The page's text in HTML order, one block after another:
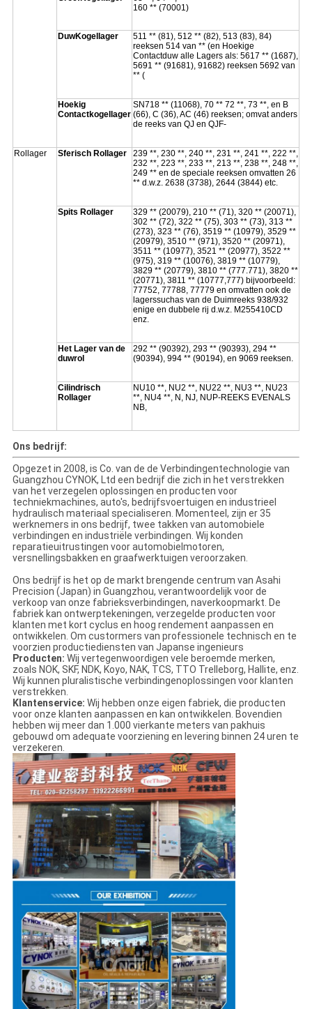
160 ** (70001)
DuwKogellager
511 ** (81), 512 ** (82), 513 (83), 84)
reeksen 514 van ** (en Hoekige
Contactduw alle Lagers als: 5617 ** (1687),
5691 ** (91681), 91682) reeksen 5692 van
** (
Hoekig
Contactkogellager
SN718 ** (11068), 70 ** 72 **, 73 **, en B
(66), C (36), AC (46) reeksen; omvat anders
de reeks van QJ en QJF-
Rollager Sferisch Rollager
239 **, 230 **, 240 **, 231 **, 241 **, 222 **,
232 **, 223 **, 233 **, 213 **, 238 **, 248 **,
249 ** en de speciale reeksen omvatten 26
** d.w.z. 2638 (3738), 2644 (3844) etc.
Spits Rollager
329 ** (20079), 210 ** (71), 320 ** (20071),
302 ** (72), 322 ** (75), 303 ** (73), 313 **
(273), 323 ** (76), 3519 ** (10979), 3529 **
(20979), 3510 ** (971), 3520 ** (20971),
3511 ** (10977), 3521 ** (20977), 3522 **
(975), 319 ** (10076), 3819 ** (10779),
3829 ** (20779), 3810 ** (777.771), 3820 **
(20771), 3811 ** (10777,777) bijvoorbeeld:
77752, 77788, 77779 en omvatten ook de
lagerssuchas van de Duimreeks 938/932
enige en dubbele rij d.w.z. M255410CD
enz.
Het Lager van de
duwrol
292 ** (90392), 293 ** (90393), 294 **
(90394), 994 ** (90194), en 9069 reeksen.
Cilindrisch
Rollager
NU10 **, NU2 **, NU22 **, NU3 **, NU23
**, NU4 **, N, NJ, NUP-REEKS EVENALS
NB,
Ons bedrijf:
Opgezet in 2008, is Co. van de de Verbindingentechnologie van
Guangzhou CYNOK, Ltd een bedrijf die zich in het verstrekken
van het verzegelen oplossingen en producten voor
techniekmachines, auto's, bedrijfsvoertuigen en industrieel
hydraulisch materiaal specialiseren. Momenteel, zijn er 35
werknemers in ons bedrijf, twee takken van automobiele
verbindingen en industriële verbindingen. Wij konden
reparatieuitrustingen voor automobielmotoren,
versnellingsbakken en graafwerktuigen veroorzaken.
Ons bedrijf is het op de markt brengende centrum van Asahi
Precision (Japan) in Guangzhou, verantwoordelijk voor de
verkoop van onze fabrieksverbindingen, naverkoopmarkt. De
fabriek kan ontwerptekeningen, verzegelde producten voor
klanten met kort cyclus en hoog rendement aanpassen en
ontwikkelen. Om custormers van professionele technisch en te
voorzien productiediensten van Japanse ingenieurs
Producten: Wij vertegenwoordigen vele beroemde merken,
zoals NOK, SKF, NDK, Koyo, NAK, TCS, TTO Trelleborg, Hallite, enz.
Wij kunnen pluralistische verbindingenoplossingen voor klanten
verstrekken.
Klantenservice: Wij hebben onze eigen fabriek, die producten
voor onze klanten aanpassen en kan ontwikkelen. Bovendien
hebben wij meer dan 1.000 vierkante meters van pakhuis
gebouwd om adequate voorziening en levering binnen 24 uren te
verzekeren.